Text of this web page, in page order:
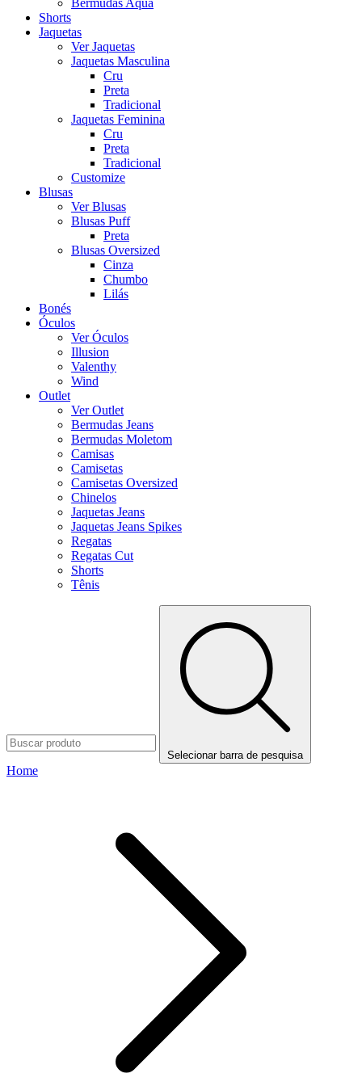
Bermudas Aqua
Shorts
Jaquetas
Ver Jaquetas
Jaquetas Masculina
Cru
Preta
Tradicional
Jaquetas Feminina
Cru
Preta
Tradicional
Customize
Blusas
Ver Blusas
Blusas Puff
Preta
Blusas Oversized
Cinza
Chumbo
Lilás
Bonés
Óculos
Ver Óculos
Illusion
Valenthy
Wind
Outlet
Ver Outlet
Bermudas Jeans
Bermudas Moletom
Camisas
Camisetas
Camisetas Oversized
Chinelos
Jaquetas Jeans
Jaquetas Jeans Spikes
Regatas
Regatas Cut
Shorts
Tênis
Selecionar barra de pesquisa
Home